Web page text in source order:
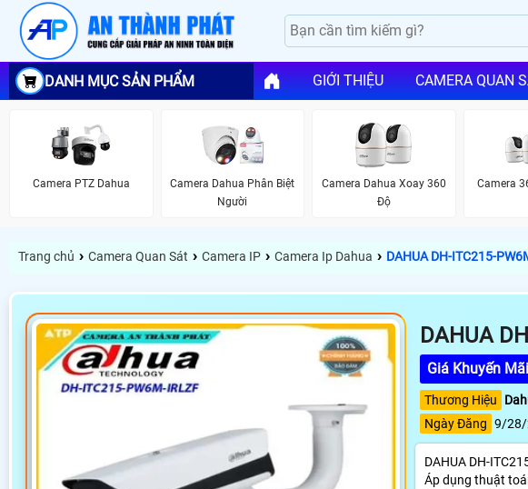
DANH MỤC SẢN PHẨM GIỚI THIỆU CAMERA QUAN
Camera PTZ Dahua
Camera Dahua Phân Biệt
Người
Camera Dahua Xoay 360
Độ
Camera
Trang chủ › Camera Quan Sát › Camera IP › Camera Ip Dahua › DAHUA DH-ITC215-
DAHUA
Giá Khuyến
Thương Hiệu
Ngày Đăng 9/28/
DAHUA DH-
Áp dụng thuật